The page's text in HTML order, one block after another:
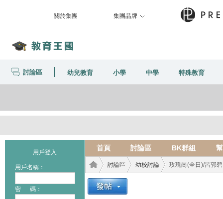
關於集團 集團品牌
討論區 幼兒教育 小學 中學 特殊教育
用戶登入
用戶名稱：
密 碼：
首頁 討論區 BK群組
討論區 幼校討論 玫瑰崗(全日)/呂郭